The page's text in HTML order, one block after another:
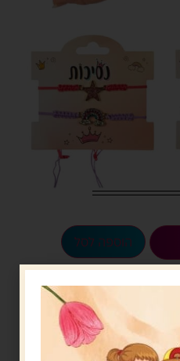
הוספה לסל
5.00 ש"ח ?